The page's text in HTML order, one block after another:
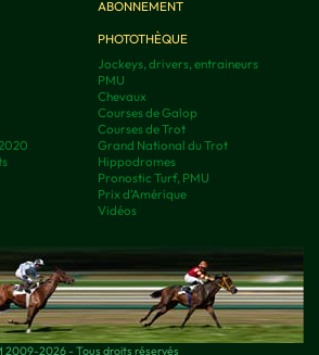
ABONNEMENT
PHOTOTHÈQUE
Jockeys, drivers, entraineurs
PMU
Chevaux
Courses de Galop
Courses de Trot
Grand National du Trot
Hippodromes
Pronostic Turf, PMU
Prix d’Amérique
Vidéos
2009-2026 - Tous droits réservés